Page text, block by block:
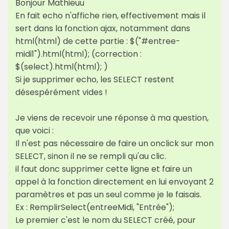
Bonjour Mathieuu
En fait echo n'affiche rien, effectivement mais il
sert dans la fonction ajax, notamment dans
html(html) de cette partie : $("#entree-
midi1").html(html); (correction :
$(select).html(html); )
Si je supprimer echo, les SELECT restent
désespérément vides !
Je viens de recevoir une réponse à ma question,
que voici :
Il n'est pas nécessaire de faire un onclick sur mon
SELECT, sinon il ne se rempli qu'au clic.
il faut donc supprimer cette ligne et faire un
appel à la fonction directement en lui envoyant 2
paramètres et pas un seul comme je le faisais.
Ex : RemplirSelect(entreeMidi, "Entrée");
Le premier c'est le nom du SELECT créé, pour